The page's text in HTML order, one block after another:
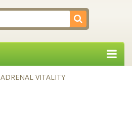
ADRENAL VITALITY